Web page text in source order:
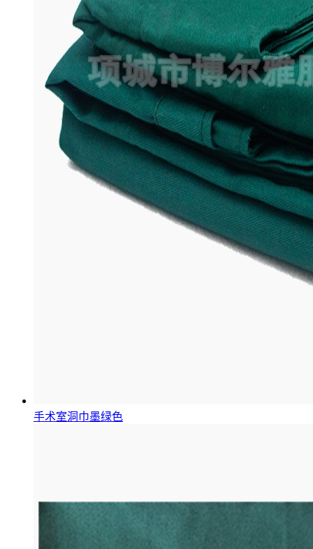
手术室洞巾墨绿色